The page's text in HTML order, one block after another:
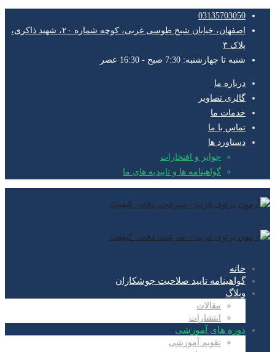
03135703050
اصفهان، خیابان شیخ طوسی غربی، کوچه شماره ۲۰، شهید ذاکری،
پلاک ۳
شنبه تا چهارشنبه: 7:30 صبح - 16:30 عصر
درباره ما
گالری تصاویر
خدمات ما
تماس با ما
دستاورد ها
جوایز و افتخارات
گواهینامه ها و تاییدیه های ما
خانه
گواهینامه تایید صلاحیت جوشکاران
وبلاگ
مقالات
انتشارات
دوره های آموزشی
تقویم آموزشی